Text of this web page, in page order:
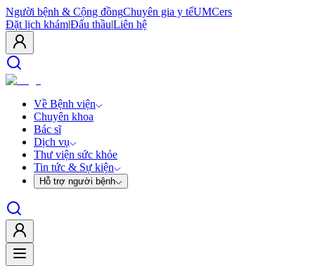
Người bệnh & Cộng đồngChuyên gia y tếUMCers
Đặt lịch khám|Đấu thầu|Liên hệ
Về Bệnh viện
Chuyên khoa
Bác sĩ
Dịch vụ
Thư viện sức khỏe
Tin tức & Sự kiện
Hỗ trợ người bệnh